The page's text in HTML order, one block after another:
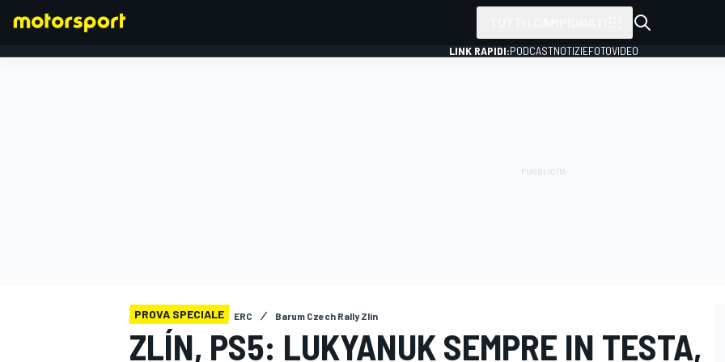
LINK RAPIDI:PODCASTNOTIZIEFOTOVIDEO
PROVA SPECIALE ERC Barum Czech Rally Zlín
ZLÍN, PS5: LUKYANUK SEMPRE IN TESTA,